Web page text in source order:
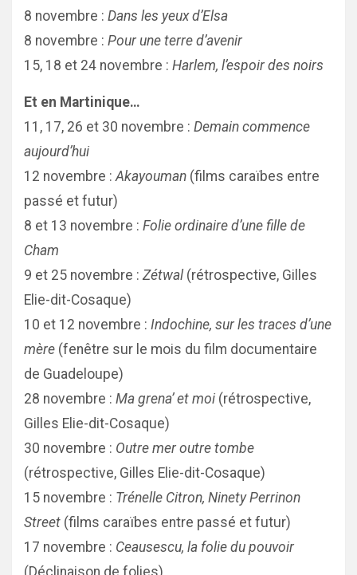
8 novembre : Dans les yeux d’Elsa
8 novembre : Pour une terre d’avenir
15, 18 et 24 novembre : Harlem, l’espoir des noirs
Et en Martinique…
11, 17, 26 et 30 novembre : Demain commence
aujourd’hui
12 novembre :Akayouman (films caraïbes entre
passé et futur)
8 et 13 novembre : Folie ordinaire d’une fille de
Cham
9 et 25 novembre : Zétwal (rétrospective, Gilles
Elie-dit-Cosaque)
10 et 12 novembre : Indochine, sur les traces d’une
mère (fenêtre sur le mois du film documentaire
de Guadeloupe)
28 novembre : Ma grena’ et moi (rétrospective,
Gilles Elie-dit-Cosaque)
30 novembre : Outre mer outre tombe
(rétrospective, Gilles Elie-dit-Cosaque)
15 novembre : Trénelle Citron, Ninety Perrinon
Street (films caraïbes entre passé et futur)
17 novembre : Ceausescu, la folie du pouvoir
(Déclinaison de folies)